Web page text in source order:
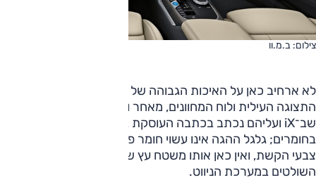
צילום: ב.מ.וו
לא ארחיב כאן על האיכות הגבוהה של מערכת המולטימדיה,
התצוגה העילית ולוח המחוונים, מאחר והם דומים מאוד לאלה
שב־iX ועליהם נכתב בכתבה העוסקת בו. שוני בולט הוא
בחומרים; גלגל ההגה אינו עשוי חומר פלסטי בו משתקפים כל
צבעי הקשת, ואין כאן אותו משטח עץ שבו מותקנים המתגים
השולטים במערכת הניווט.